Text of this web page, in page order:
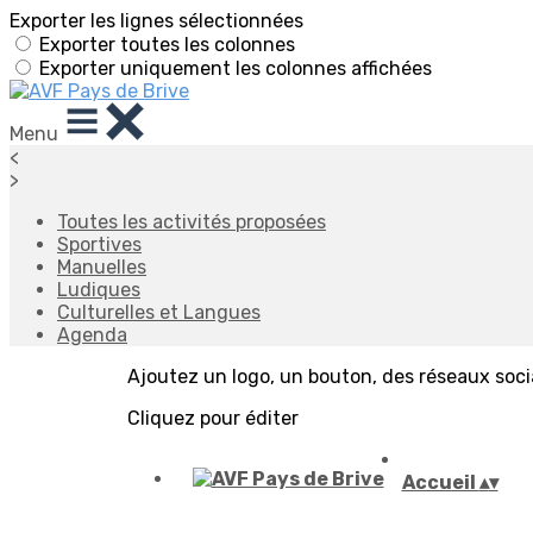
Exporter les lignes sélectionnées
Exporter toutes les colonnes
Exporter uniquement les colonnes affichées
Menu
<
>
Toutes les activités proposées
Sportives
Manuelles
Ludiques
Culturelles et Langues
Agenda
Ajoutez un logo, un bouton, des réseaux
Cliquez pour éditer
Accueil ▴▾